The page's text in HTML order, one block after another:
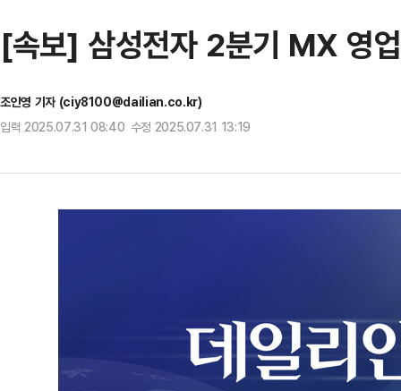
[속보] 삼성전자 2분기 MX
조인영 기자 (ciy8100@dailian.co.kr)
입력 2025.07.31 08:40 수정 2025.07.31 13:19